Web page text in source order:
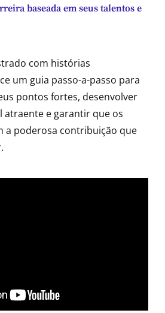
baseada em seus talentos e
com histórias
um guia passo-a-passo para
pontos fortes, desenvolver
atraente e garantir que os
a poderosa contribuição que